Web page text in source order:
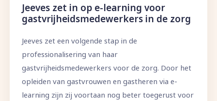
Jeeves zet in op e-learning voor
gastvrijheidsmedewerkers in de zorg
Jeeves zet een volgende stap in de
professionalisering van haar
gastvrijheidsmedewerkers voor de zorg. Door het
opleiden van gastvrouwen en gastheren via e-
learning zijn zij voortaan nog beter toegerust voor